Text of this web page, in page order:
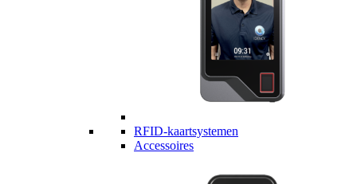
RFID-kaartsystemen
Accessoires